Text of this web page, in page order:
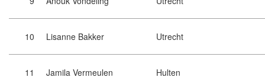
10 Lisanne Bakker Utrecht
11 Jamila Vermeulen Hulten